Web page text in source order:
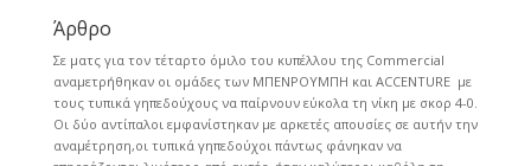
Άρθρο
Σε ματς για τον τέταρτο όμιλο του κυπέλλου της Commercial
αναμετρήθηκαν οι ομάδες των ΜΠΕΝΡΟΥΜΠΗ και ACCENTURE με
τους τυπικά γηπεδούχους να παίρνουν εύκολα τη νίκη με σκορ 4-0.
Οι δύο αντίπαλοι εμφανίστηκαν με αρκετές απουσίες σε αυτήν την
αναμέτρηση,οι τυπικά γηπεδούχοι πάντως φάνηκαν να